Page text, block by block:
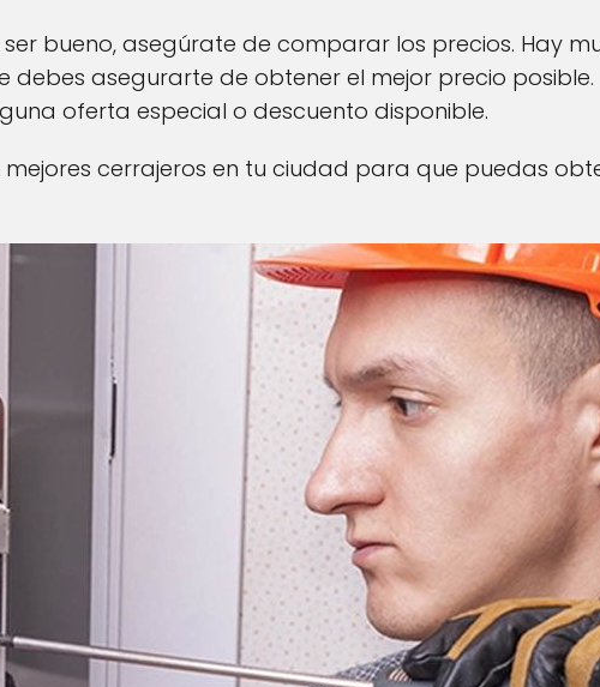
bueno, asegúrate de comparar los precios. Hay
debes asegurarte de obtener el mejor precio posible.
oferta especial o descuento disponible.
cerrajeros en tu ciudad para que puedas